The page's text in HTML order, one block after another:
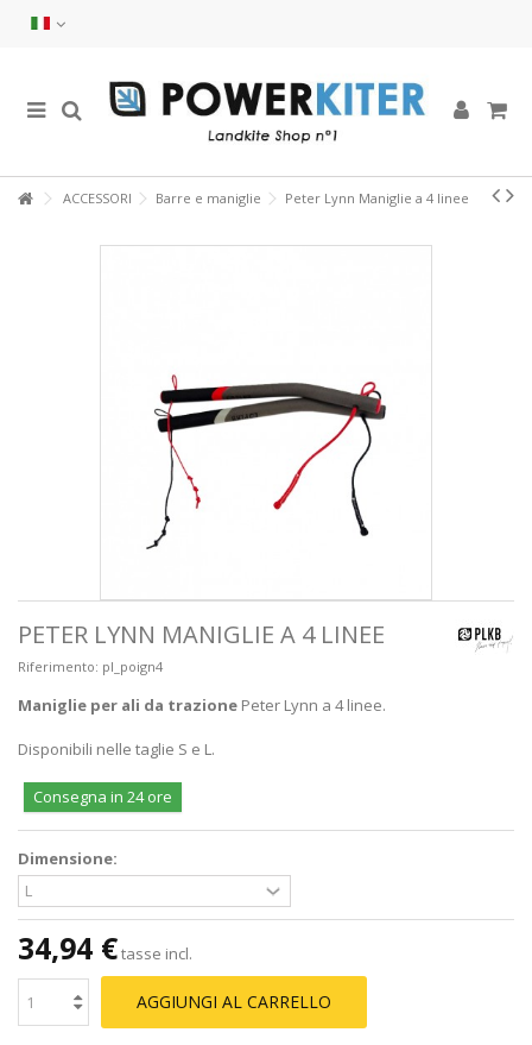
ACCESSORI Barre e maniglie Peter Lynn Maniglie a 4 linee
PETER LYNN MANIGLIE A 4 LINEE
Riferimento: pl_poign4
Maniglie per ali da trazione Peter Lynn a 4 linee.
Disponibili nelle taglie S e L.
Consegna in 24 ore
Dimensione:
34,94 €tasse incl.
AGGIUNGI AL CARRELLO